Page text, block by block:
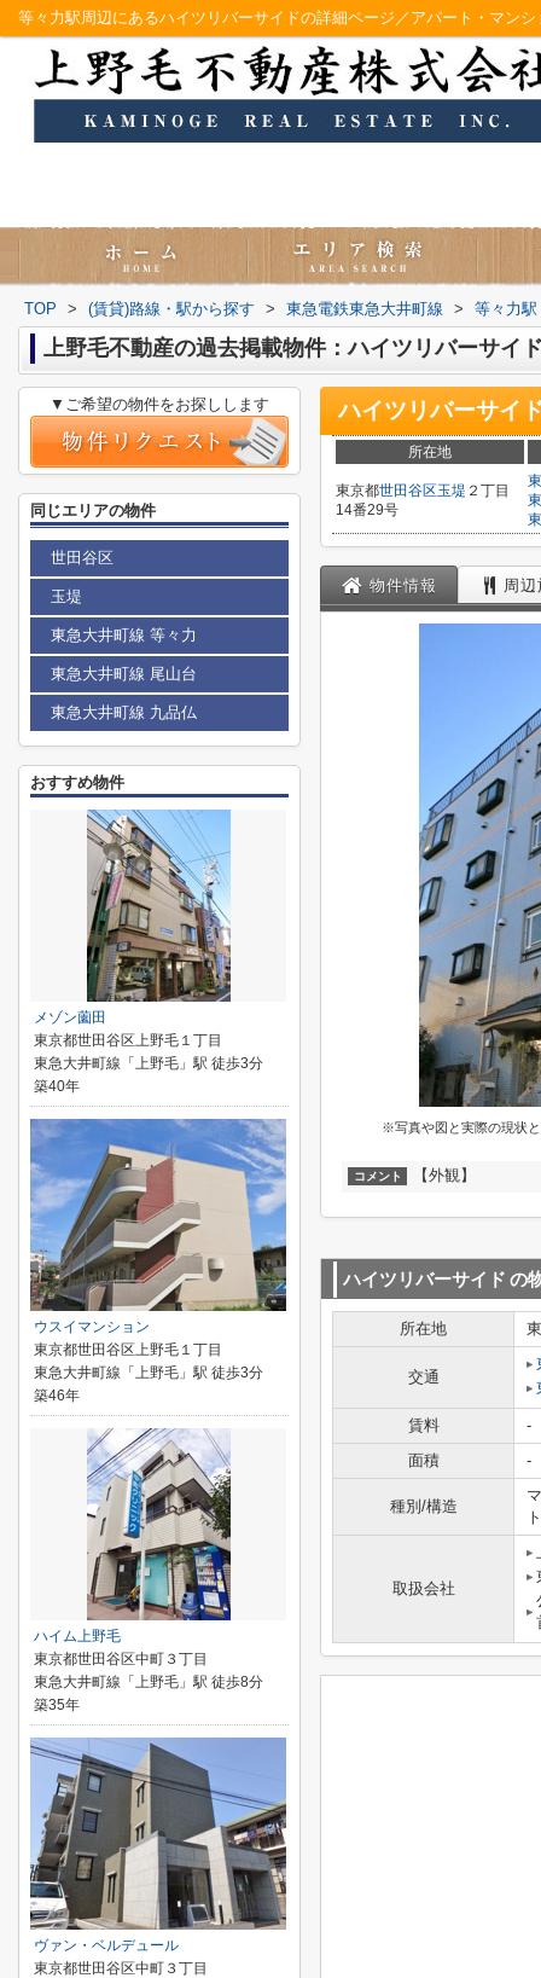
等々力駅周辺にあるハイツリバーサイドの詳細ページ／アパート・マン
TOP > (賃貸)路線・駅から探す > 東急電鉄東急大井町線 > 等々力駅
上野毛不動産の過去掲載物件：ハイツリバーサイ
ハイツリバーサイ
所在地
東京都世田谷区玉堤 ２丁目
14番29号
物件情報 周
※写真や図と実際の現状
コメント 【外観】
ハイツリバーサイド の
所在地
交通
賃料
-
面積
-
種別/構造
ト
取扱会社
▼ご希望の物件をお探しします
同じエリアの物件
世田谷区
玉堤
東急大井町線 等々力
東急大井町線 尾山台
東急大井町線 九品仏
おすすめ物件
メゾン薗田
東京都世田谷区上野毛１丁目
東急大井町線「上野毛」駅 徒歩3分
築40年
ウスイマンション
東京都世田谷区上野毛１丁目
東急大井町線「上野毛」駅 徒歩3分
築46年
ハイム上野毛
東京都世田谷区中町３丁目
東急大井町線「上野毛」駅 徒歩8分
築35年
ヴァン・ベルデュール
東京都世田谷区中町３丁目